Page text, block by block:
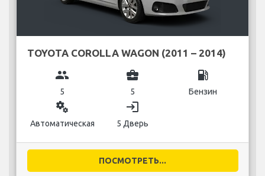
TOYOTA COROLLA WAGON (2011 – 2014)
group
5
business_center
5
local_gas_station
Бензин
miscellaneous_services
Автоматическая
login
5 Дверь
ПОСМОТРЕТЬ...